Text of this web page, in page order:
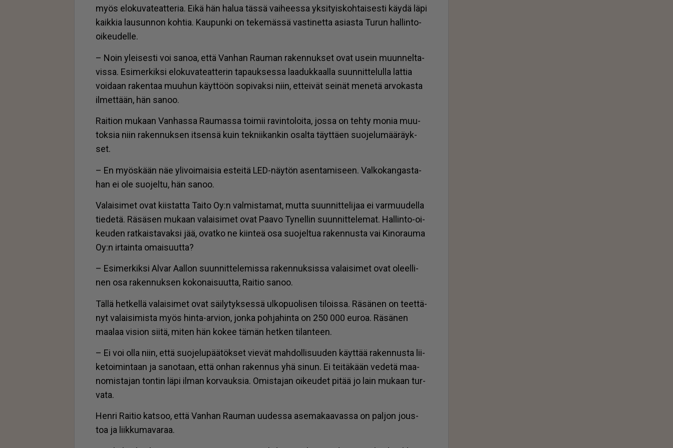
myös elo­ku­va­te­at­te­ria. Ei­kä hän ha­lua täs­sä vai­hees­sa yk­si­tyis­koh­tai­ses­ti käy­dä läpi
kaik­kia lau­sun­non koh­tia. Kau­pun­ki on te­ke­mäs­sä vas­ti­net­ta asi­as­ta Tu­run hal­lin­to-
oi­keu­del­le.
– Noin ylei­ses­ti voi sa­noa, et­tä Van­han Rau­man ra­ken­nuk­set ovat usein muun­nel­ta­
vis­sa. Esi­mer­kik­si elo­ku­va­te­at­te­rin ta­pauk­ses­sa laa­duk­kaal­la suun­nit­te­lul­la lat­tia
voi­daan ra­ken­taa muu­hun käyt­töön so­pi­vak­si niin, et­tei­vät sei­nät me­ne­tä ar­vo­kas­ta
il­met­tään, hän sa­noo.
Rai­ti­on mu­kaan Van­has­sa Rau­mas­sa toi­mii ra­vin­to­loi­ta, jos­sa on teh­ty mo­nia muu­
tok­sia niin ra­ken­nuk­sen it­sen­sä kuin tek­nii­kan­kin osal­ta täyt­tä­en suo­je­lu­mää­räyk­
set.
– En myös­kään näe yli­voi­mai­sia es­tei­tä LED-näy­tön asen­ta­mi­seen. Val­ko­kan­gas­ta­
han ei ole suo­jel­tu, hän sa­noo.
Va­lai­si­met ovat kiis­tat­ta Tai­to Oy:n val­mis­ta­mat, mut­ta suun­nit­te­li­jaa ei var­muu­del­la
tie­de­tä. Rä­sä­sen mu­kaan va­lai­si­met ovat Paa­vo Ty­nel­lin suun­nit­te­le­mat. Hal­lin­to-oi­
keu­den rat­kais­ta­vak­si jää, ovat­ko ne kiin­teä osa suo­jel­tua ra­ken­nus­ta vai Ki­no­rau­ma
Oy:n ir­tain­ta omai­suut­ta?
– Esi­mer­kik­si Al­var Aal­lon suun­nit­te­le­mis­sa ra­ken­nuk­sis­sa va­lai­si­met ovat oleel­li­
nen osa ra­ken­nuk­sen ko­ko­nai­suut­ta, Rai­tio sa­noo.
Täl­lä het­kel­lä va­lai­si­met ovat säi­ly­tyk­ses­sä ul­ko­puo­li­sen ti­lois­sa. Rä­sä­nen on teet­tä­
nyt va­lai­si­mis­ta myös hin­ta-ar­vi­on, jon­ka poh­ja­hin­ta on 250 000 eu­roa. Rä­sä­nen
maa­laa vi­si­on sii­tä, mi­ten hän ko­kee tä­män het­ken ti­lan­teen.
– Ei voi ol­la niin, et­tä suo­je­lu­pää­tök­set vie­vät mah­dol­li­suu­den käyt­tää ra­ken­nus­ta lii­
ke­toi­min­taan ja sa­no­taan, et­tä on­han ra­ken­nus yhä si­nun. Ei tei­tä­kään ve­de­tä maa­
no­mis­ta­jan ton­tin läpi il­man kor­vauk­sia. Omis­ta­jan oi­keu­det pi­tää jo lain mu­kaan tur­
va­ta.
Hen­ri Rai­tio kat­soo, et­tä Van­han Rau­man uu­des­sa ase­ma­kaa­vas­sa on pal­jon jous­
toa ja liik­ku­ma­va­raa.